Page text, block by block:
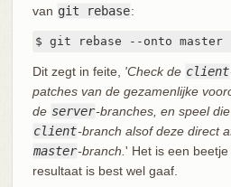
van git rebase:
$ git rebase --onto
Dit zegt in feite, 'Check de client
patches van de gezamenlijke
de server-branches, en speel
client-branch alsof deze direct
master-branch. ' Het is een
resultaat is best wel gaaf.